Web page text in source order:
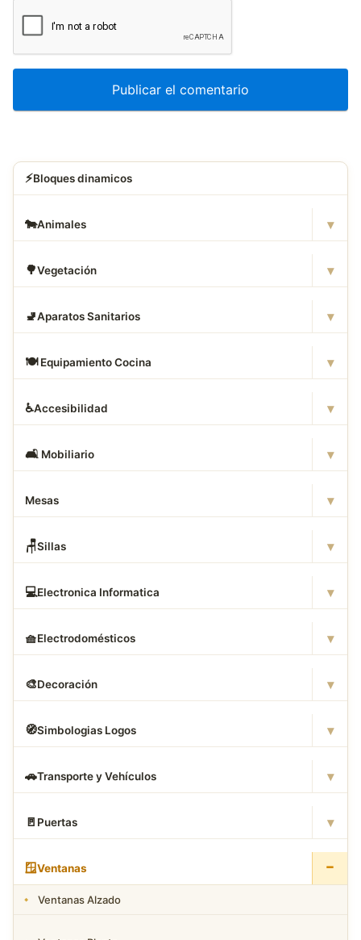
⚡Bloques dinamicos
🐄Animales ▾
🌳Vegetación ▾
🚽Aparatos Sanitarios ▾
🍽️ Equipamiento Cocina ▾
♿Accesibilidad ▾
🛋 ️ Mobiliario ▾
Mesas ▾
🪑Sillas ▾
💻Electronica Informatica ▾
🧺Electrodomésticos ▾
🎨Decoración ▾
🧭Simbologias Logos ▾
🚗Transporte y Vehículos ▾
🚪 Puertas ▾
🪟Ventanas −
Ventanas Alzado